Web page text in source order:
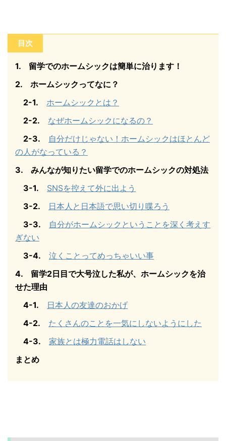
目次
1. 留学でのホームシックは簡単に治ります！
2. ホームシックってなに？
2-1.
ホームシックとは？
2-2.
なぜホームシックになるの？
2-3.
自分だけじゃない！ ホームシックはほとんど
の人がなっている？
3. みんなが知りたい留学でのホームシックの対処法
3-1.
SNSを控えて外に出よう
3-2.
日本人と日本語で思い切り喋ろう
3-3.
自分がホームシックということを深く考えす
ぎない
3-4.
泣くことってめっちゃいい事
4. 留学2日目で大号泣した私が、ホームシックを治
せた理由
4-1.
日本人の友達のおかげ
4-2.
たくさんのことを一気にしないようにした
4-3.
家族とは極力電話はしない
まとめ